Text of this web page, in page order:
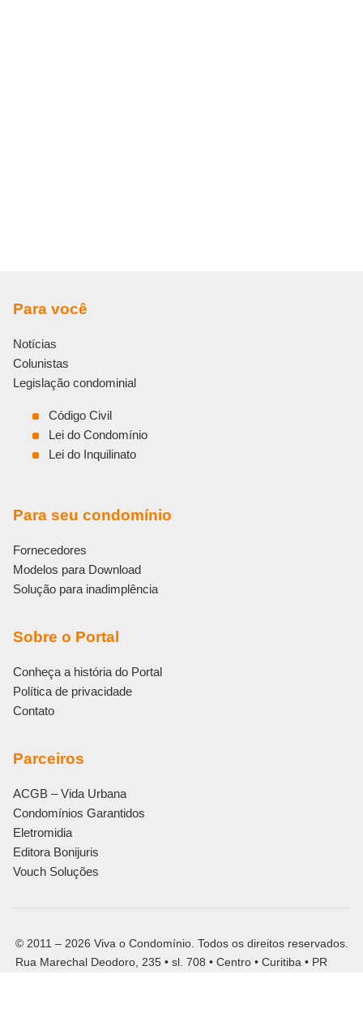
Para você
Notícias
Colunistas
Legislação condominial
Código Civil
Lei do Condomínio
Lei do Inquilinato
Para seu condomínio
Fornecedores
Modelos para Download
Solução para inadimplência
Sobre o Portal
Conheça a história do Portal
Política de privacidade
Contato
Parceiros
ACGB – Vida Urbana
Condomínios Garantidos
Eletromidia
Editora Bonijuris
Vouch Soluções
© 2011 – 2026 Viva o Condomínio. Todos os direitos reservados.
Rua Marechal Deodoro, 235 • sl. 708 • Centro • Curitiba • PR